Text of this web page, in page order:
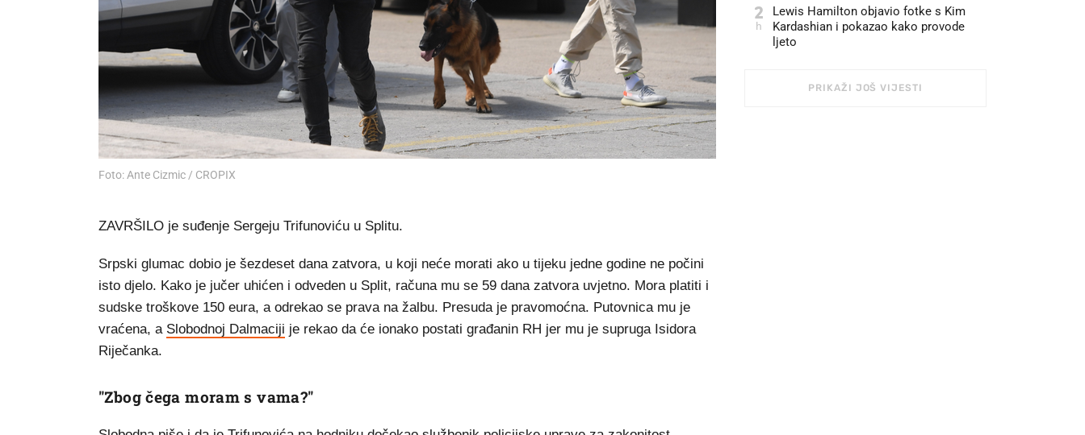
Foto: Ante Cizmic / CROPIX
ZAVRŠILO je suđenje Sergeju Trifunoviću u Splitu.
Srpski glumac dobio je šezdeset dana zatvora, u koji neće morati ako u tijeku jedne godine ne počini
isto djelo. Kako je jučer uhićen i odveden u Split, računa mu se 59 dana zatvora uvjetno. Mora platiti i
sudske troškove 150 eura, a odrekao se prava na žalbu. Presuda je pravomoćna. Putovnica mu je
vraćena, a Slobodnoj Dalmaciji je rekao da će ionako postati građanin RH jer mu je supruga Isidora
Riječanka.
"Zbog čega moram s vama?"
2
h
Lewis Hamilton objavio fotke s Kim
Kardashian i pokazao kako provode
ljeto
PRIKAŽI JOŠ VIJESTI